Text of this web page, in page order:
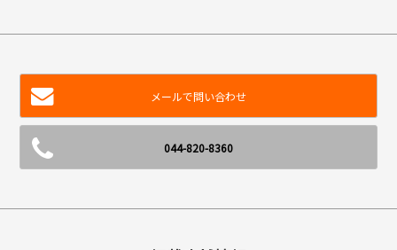
メールで問い合わせ
044-820-8360